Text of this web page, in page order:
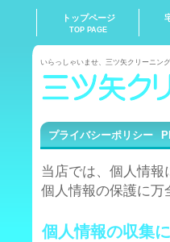
いらっしゃいませ、三ツ矢クリーニン
プライバシーポリシー
当店では、個人情
個人情報の保護に万
個人情報の収集
トップページ
TOP PAGE